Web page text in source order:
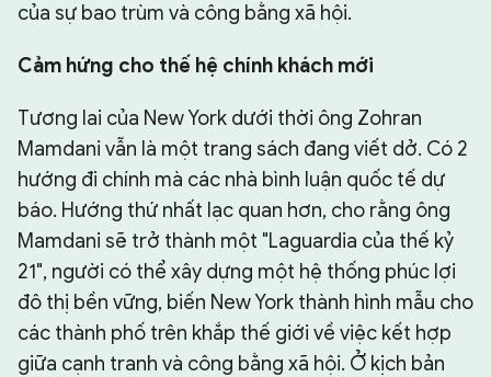
của sự bao trùm và công bằng xã hội.
Cảm hứng cho thế hệ chính khách mới
Tương lai của New York dưới thời ông Zohran
Mamdani vẫn là một trang sách đang viết dở. Có 2
hướng đi chính mà các nhà bình luận quốc tế dự
báo. Hướng thứ nhất lạc quan hơn, cho rằng ông
Mamdani sẽ trở thành một "Laguardia của thế kỷ
21", người có thể xây dựng một hệ thống phúc lợi
đô thị bền vững, biến New York thành hình mẫu cho
các thành phố trên khắp thế giới về việc kết hợp
giữa cạnh tranh và công bằng xã hội. Ở kịch bản